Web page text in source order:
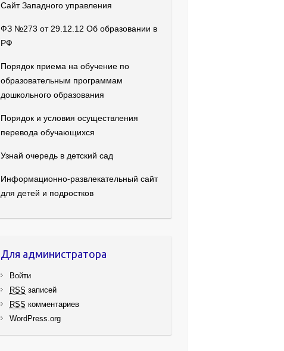
Сайт Западного управления
ФЗ №273 от 29.12.12 Об образовании в
РФ
Порядок приема на обучение по
образовательным программам
дошкольного образования
Порядок и условия осуществления
перевода обучающихся
Узнай очередь в детский сад
Информационно-развлекательный сайт
для детей и подростков
Для администратора
Войти
RSS записей
RSS комментариев
WordPress.org